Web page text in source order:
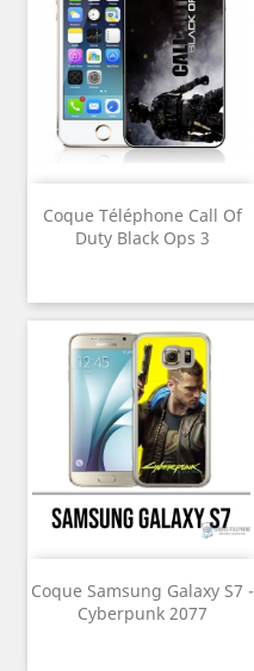
Coque Téléphone Call Of
Duty Black Ops 3
Coque Samsung Galaxy S7 -
Cyberpunk 2077